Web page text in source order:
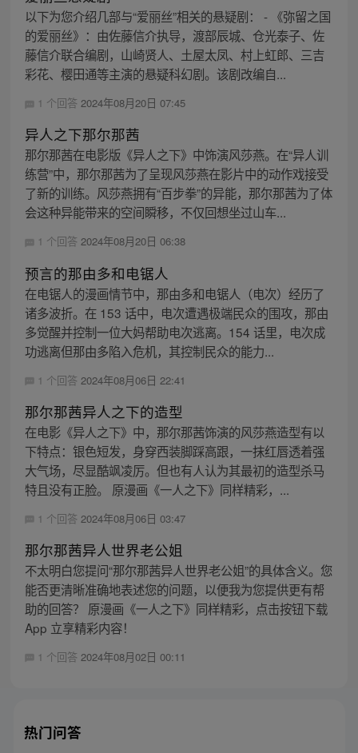
以下为您介绍几部与“爱丽丝”相关的悬疑剧： - 《弥留之国
的爱丽丝》：由佐藤信介执导，渡部辰城、仓光泰子、佐
藤信介联合编剧，山崎贤人、土屋太凤、村上虹郎、三吉
彩花、樱田通等主演的悬疑科幻剧。该剧改编自...
1 个回答 2024年08月20日 07:45
异人之下那尔那茜
那尔那茜在电影版《异人之下》中饰演风莎燕。在“异人训
练营”中，那尔那茜为了呈现风莎燕在影片中的动作戏接受
了新的训练。风莎燕拥有“百步拳”的异能，那尔那茜为了体
会这种异能带来的空间瞬移，不仅回想坐过山车...
1 个回答 2024年08月20日 06:38
预言的那由多和电锯人
在电锯人的漫画情节中，那由多和电锯人（电次）经历了
诸多波折。在 153 话中，电次遭遇极端民众的围攻，那由
多觉醒并控制一位大妈帮助电次逃离。154 话里，电次成
功逃离但那由多陷入危机，其控制民众的能力...
1 个回答 2024年08月06日 22:41
那尔那茜异人之下的造型
在电影《异人之下》中，那尔那茜饰演的风莎燕造型有以
下特点：银色短发，身穿西装脚踩高跟，一抹红唇透着强
大气场，尽显酷飒凌厉。但也有人认为其最初的造型杀马
特且没有正脸。 原漫画《一人之下》同样精彩，...
1 个回答 2024年08月06日 03:47
那尔那茜异人世界老公姐
不太明白您提问“那尔那茜异人世界老公姐”的具体含义。您
能否更清晰准确地表述您的问题，以便我为您提供更有帮
助的回答？ 原漫画《一人之下》同样精彩，点击按钮下载
App 立享精彩内容！
1 个回答 2024年08月02日 00:11
热门问答